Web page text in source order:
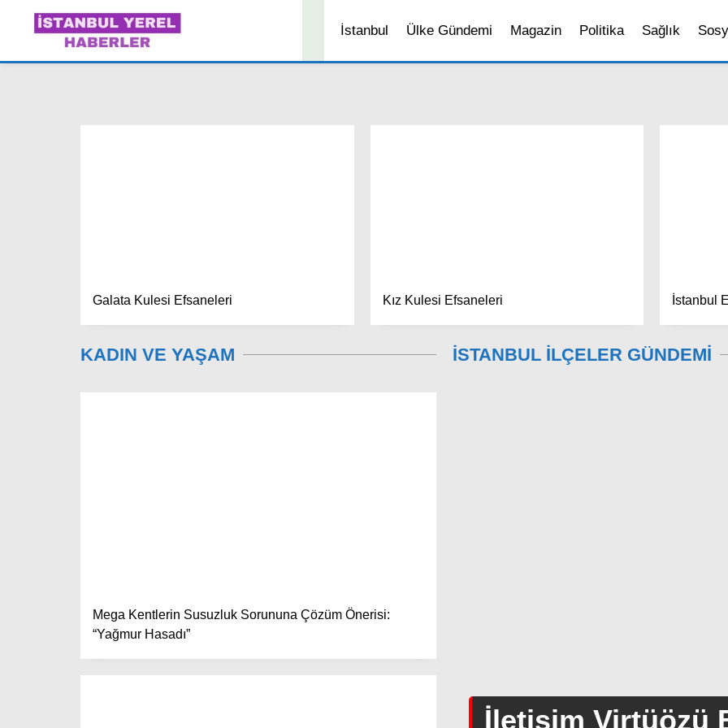
İstanbul Ülke Gündemi Magazin Politika Sağlık
Galata Kulesi Efsaneleri Kız Kulesi Efsaneleri İstanbul
KADIN VE YAŞAM
Mega Kentlerin Susuzluk Sorununa Çözüm Önerisi:
“Yağmur Hasadı”
İSTANBUL İLÇELER GÜNDEMİ
İletişim Virtüözü